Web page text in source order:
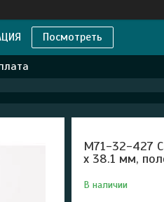
Посмотреть
M71-32-427
х 38.1 мм,
В наличии